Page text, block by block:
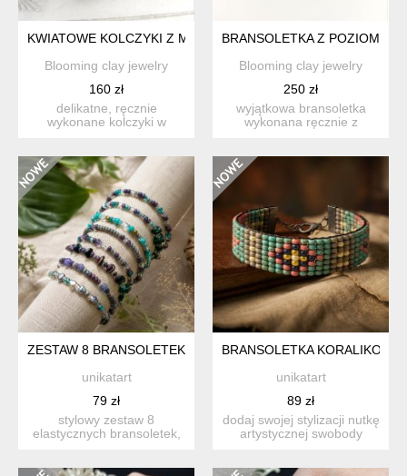
KWIATOWE KOLCZYKI Z MINIATUROWYMI KWIATAMI,
Blooming clay jewelry
160 zł
delikatne, ręcznie
wykonane kolczyki w
BRANSOLETKA Z
Blooming clay jewelry
250 zł
wyjątkowa bransoletka
wykonana ręcznie z
ZESTAW 8 BRANSOLETEK NA GUMCE - FIOLETOWY
unikatart
79 zł
stylowy zestaw 8
elastycznych bransoletek,
BRANSOLETKA
unikatart
89 zł
dodaj swojej stylizacji nutkę
artystycznej swobody